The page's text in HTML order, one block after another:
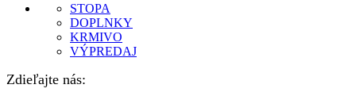
STOPA
DOPLNKY
KRMIVO
VÝPREDAJ
Zdieľajte nás: